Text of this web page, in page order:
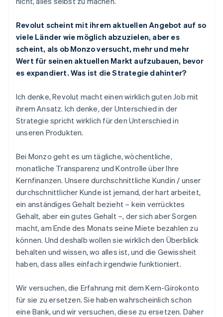
Revolut scheint mit ihrem aktuellen Angebot auf so
viele Länder wie möglich abzuzielen, aber es
scheint, als ob Monzo versucht, mehr und mehr
Wert für seinen aktuellen Markt aufzubauen, bevor
es expandiert. Was ist die Strategie dahinter?
Ich denke, Revolut macht einen wirklich guten Job mit
ihrem Ansatz. Ich denke, der Unterschied in der
Strategie spricht wirklich für den Unterschied in
unseren Produkten.
Bei Monzo geht es um tägliche, wöchentliche,
monatliche Transparenz und Kontrolle über Ihre
Kernfinanzen. Unsere durchschnittliche Kundin / unser
durchschnittlicher Kunde ist jemand, der hart arbeitet,
ein anständiges Gehalt bezieht – kein verrücktes
Gehalt, aber ein gutes Gehalt –, der sich aber Sorgen
macht, am Ende des Monats seine Miete bezahlen zu
können. Und deshalb wollen sie wirklich den Überblick
behalten und wissen, wo alles ist, und die Gewissheit
haben, dass alles einfach irgendwie funktioniert.
Wir versuchen, die Erfahrung mit dem Kern-Girokonto
für sie zu ersetzen. Sie haben wahrscheinlich schon
eine Bank, und wir versuchen, diese zu ersetzen. Daher